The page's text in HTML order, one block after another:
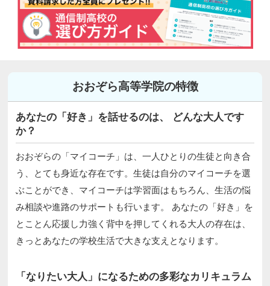
おおぞら高等学院の特徴
あなたの「好き」を話せるのは、 どんな大人です
か？
おおぞらの「マイコーチ」は、一人ひとりの生徒と向き合
う、とても身近な存在です。生徒は自分のマイコーチを選
ぶことができ、マイコーチは学習面はもちろん、生活の悩
み相談や進路のサポートも行います。 あなたの「好き」を
とことん応援し力強く背中を押してくれる大人の存在は、
きっとあなたの学校生活で大きな支えとなります。
「なりたい大人」になるための多彩なカリキュラム